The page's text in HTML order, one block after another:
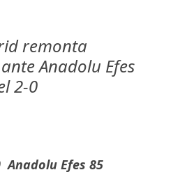
remonta
Anadolu Efes
Anadolu Efes 85